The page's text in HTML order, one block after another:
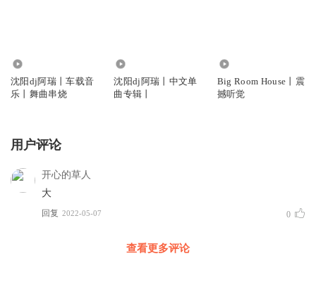
沈阳dj阿瑞丨车载音
乐丨舞曲串烧
沈阳dj阿瑞丨中文单
曲专辑丨
Big Room House丨震
撼听觉
用户评论
开心的草人
大
回复 2022-05-07 0
查看更多评论